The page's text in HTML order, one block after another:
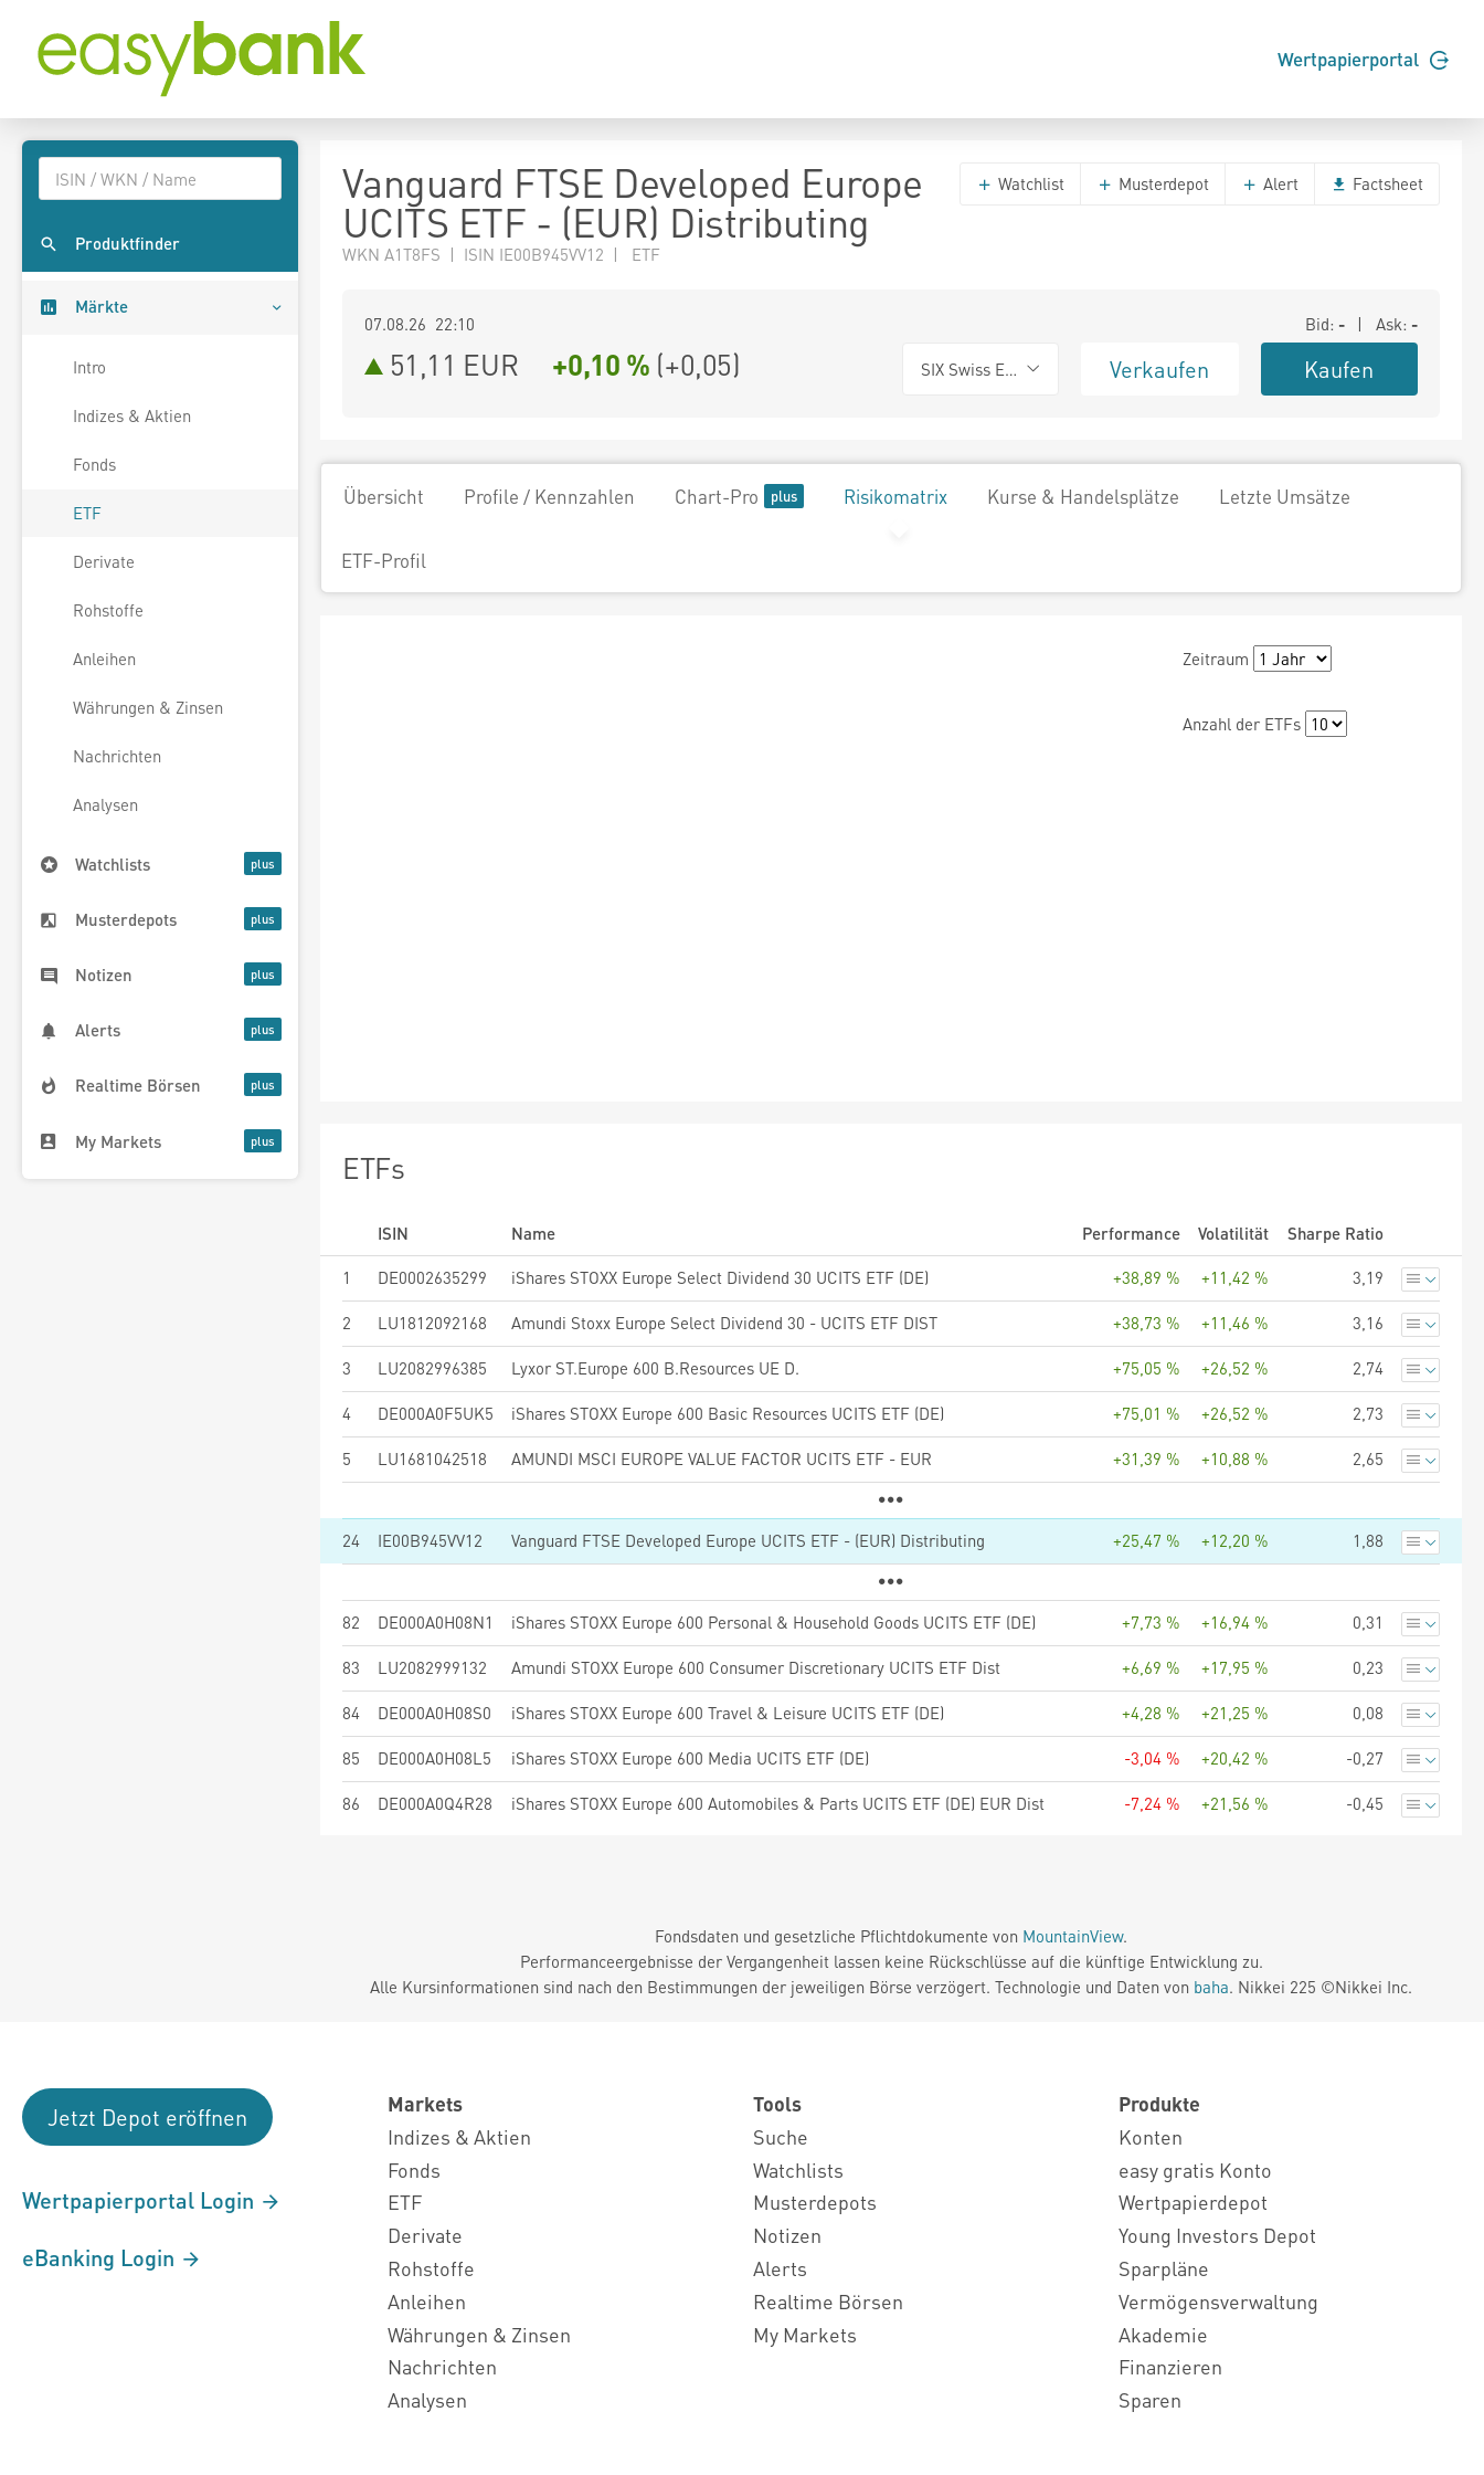
Wertpapierportal
Produktfinder
Märkte
Intro
Indizes & Aktien
Fonds
ETF
Derivate
Rohstoffe
Anleihen
Währungen & Zinsen
Nachrichten
Analysen
Watchlists
Musterdepots
Notizen
Alerts
Realtime Börsen
My Markets
Vanguard FTSE Developed Europe
UCITS ETF - (EUR) Distributing
WKN A1T8FS | ISIN IE00B945VV12 | ETF
Watchlist Musterdepot Alert Factsheet
07.08.26 22:10 Bid: - | Ask: -
51,11 EUR +0,10 % (+0,05) SIX Swiss Exchange Verkaufen Kaufen
Übersicht Profile / Kennzahlen Chart-Pro Risikomatrix Kurse & Handelsplätze Letzte Umsätze
ETF-Profil
Zeitraum
Anzahl der ETFs
ETFs
ISIN Name Performance Volatilität
Sharpe Ratio
1
DE0002635299 iShares STOXX Europe Select Dividend 30 UCITS ETF (DE) +38,89 % +11,42 % 3,19
2 LU1812092168 Amundi Stoxx Europe Select Dividend 30 - UCITS ETF DIST +38,73 % +11,46 % 3,16
3 LU2082996385 Lyxor ST.Europe 600 B.Resources UE D. +75,05 % +26,52 % 2,74
4 DE000A0F5UK5 iShares STOXX Europe 600 Basic Resources UCITS ETF (DE) +75,01 % +26,52 % 2,73
5 LU1681042518 AMUNDI MSCI EUROPE VALUE FACTOR UCITS ETF - EUR +31,39 % +10,88 % 2,65
24 IE00B945VV12 Vanguard FTSE Developed Europe UCITS ETF - (EUR) Distributing +25,47 % +12,20 % 1,88
82 DE000A0H08N1 iShares STOXX Europe 600 Personal & Household Goods UCITS ETF (DE) +7,73 % +16,94 % 0,31
83 LU2082999132 Amundi STOXX Europe 600 Consumer Discretionary UCITS ETF Dist +6,69 % +17,95 % 0,23
84 DE000A0H08S0 iShares STOXX Europe 600 Travel & Leisure UCITS ETF (DE) +4,28 % +21,25 % 0,08
85 DE000A0H08L5 iShares STOXX Europe 600 Media UCITS ETF (DE) -3,04 % +20,42 % -0,27
86 DE000A0Q4R28 iShares STOXX Europe 600 Automobiles & Parts UCITS ETF (DE) EUR Dist -7,24 % +21,56 % -0,45
Fondsdaten und gesetzliche Pflichtdokumente von MountainView.
Performanceergebnisse der Vergangenheit lassen keine Rückschlüsse auf die künftige Entwicklung zu.
Alle Kursinformationen sind nach den Bestimmungen der jeweiligen Börse verzögert. Technologie und Daten von baha. Nikkei 225 ©Nikkei Inc.
Jetzt Depot eröffnen
Wertpapierportal Login
eBanking Login
Markets
Indizes & Aktien
Fonds
ETF
Derivate
Rohstoffe
Anleihen
Währungen & Zinsen
Nachrichten
Analysen
Tools
Suche
Watchlists
Musterdepots
Notizen
Alerts
Realtime Börsen
My Markets
Produkte
Konten
easy gratis Konto
Wertpapierdepot
Young Investors Depot
Sparpläne
Vermögensverwaltung
Akademie
Finanzieren
Sparen